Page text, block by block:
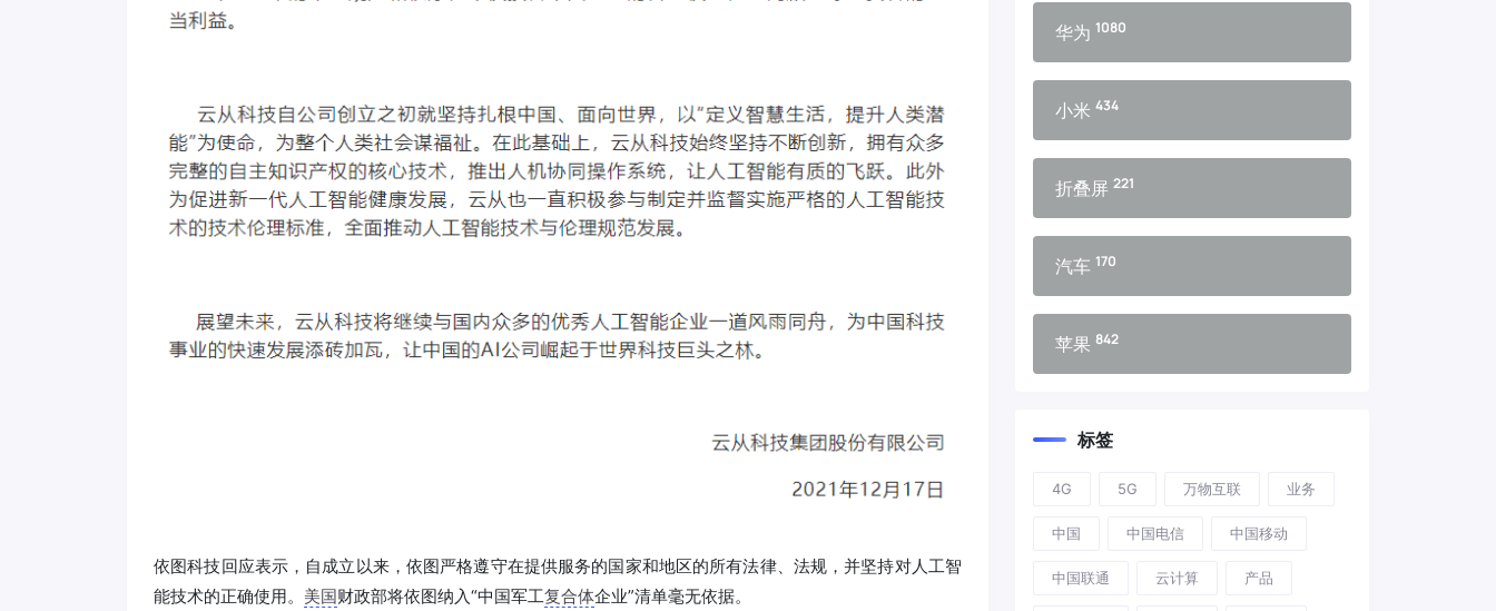
依图科技回应表示，自成立以来，依图严格遵守在提供服务的国家和地区的所有法律、法规，并坚持对人工智
能技术的正确使用。 美国财政部将依图纳入“中国军工复合体企业”清单毫无依据。
华为 1080
小米 434
折叠屏 221
汽车 170
苹果 842
标签
4G 5G 万物互联 业务
中国 中国电信 中国移动
中国联通 云计算 产品